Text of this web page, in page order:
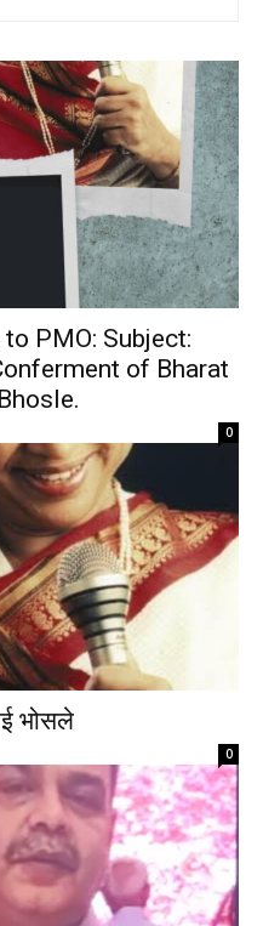
PMO: Subject:
of Bharat
0
भोसले
0